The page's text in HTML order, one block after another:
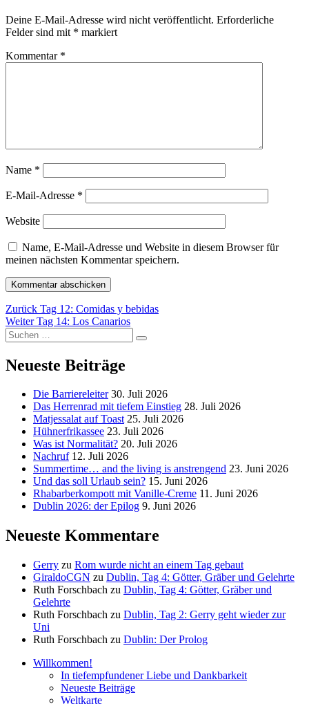
Deine E-Mail-Adresse wird nicht veröffentlicht. Erforderliche
Felder sind mit * markiert
Kommentar *
Name *
E-Mail-Adresse *
Website
Name, E-Mail-Adresse und Website in diesem Browser für
meinen nächsten Kommentar speichern.
Beitragsnavigation
Zurück Vorheriger
Beitrag:
Tag 12: Comidas y bebidas
Weiter Nächster
Beitrag:
Tag 14: Los Canarios
Suchen
nach:
Suchen
Neueste Beiträge
Die Barriereleiter 30. Juli 2026
Das Herrenrad mit tiefem Einstieg 28. Juli 2026
Matjessalat auf Toast 25. Juli 2026
Hühnerfrikassee 23. Juli 2026
Was ist Normalität? 20. Juli 2026
Nachruf 12. Juli 2026
Summertime… and the living is anstrengend 23. Juni 2026
Und das soll Urlaub sein? 15. Juni 2026
Rhabarberkompott mit Vanille-Creme 11. Juni 2026
Dublin 2026: der Epilog 9. Juni 2026
Neueste Kommentare
Gerry zu Rom wurde nicht an einem Tag gebaut
GiraldoCGN zu Dublin, Tag 4: Götter, Gräber und Gelehrte
Ruth Forschbach zu Dublin, Tag 4: Götter, Gräber und
Gelehrte
Ruth Forschbach zu Dublin, Tag 2: Gerry geht wieder zur
Uni
Ruth Forschbach zu Dublin: Der Prolog
Willkommen!
In tiefempfundener Liebe und Dankbarkeit
Neueste Beiträge
Weltkarte